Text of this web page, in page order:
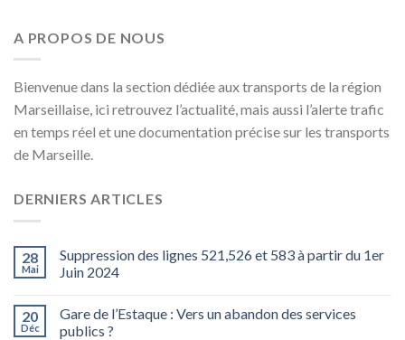
A PROPOS DE NOUS
Bienvenue dans la section dédiée aux transports de la région
Marseillaise, ici retrouvez l’actualité, mais aussi l’alerte trafic
en temps réel et une documentation précise sur les transports
de Marseille.
DERNIERS ARTICLES
28
Mai
Suppression des lignes 521,526 et 583 à partir du 1er
Juin 2024
20
Déc
Gare de l’Estaque : Vers un abandon des services
publics ?